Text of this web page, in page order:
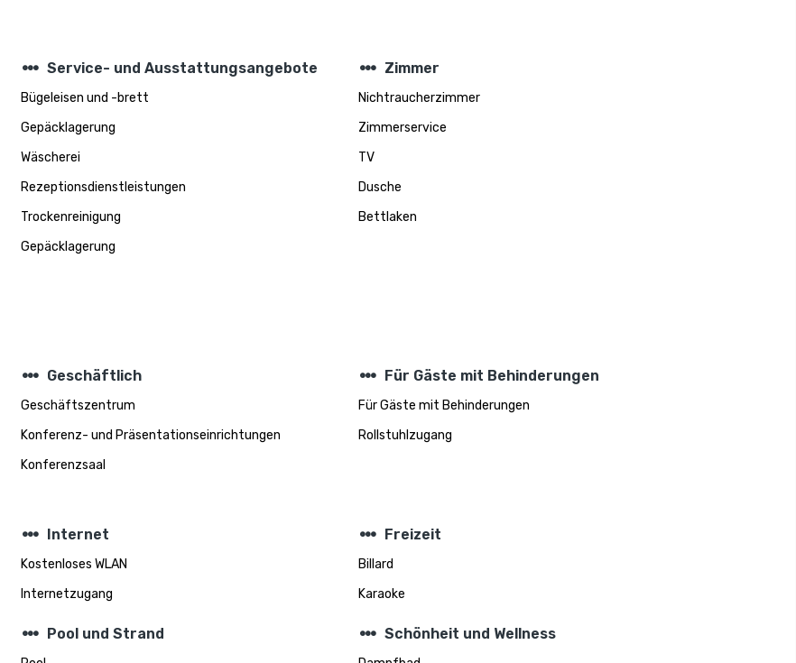
steppers Service- und Ausstattungsangebote
Bügeleisen und -brett
Gepäcklagerung
Wäscherei
Rezeptionsdienstleistungen
Trockenreinigung
Gepäcklagerung
steppers Zimmer
Nichtraucherzimmer
Zimmerservice
TV
Dusche
Bettlaken
steppers Geschäftlich
Geschäftszentrum
Konferenz- und Präsentationseinrichtungen
Konferenzsaal
steppers Für Gäste mit Behinderungen
Für Gäste mit Behinderungen
Rollstuhlzugang
steppers Internet
Kostenloses WLAN
Internetzugang
steppers Freizeit
Billard
Karaoke
steppers Pool und Strand steppers Schönheit und Wellness